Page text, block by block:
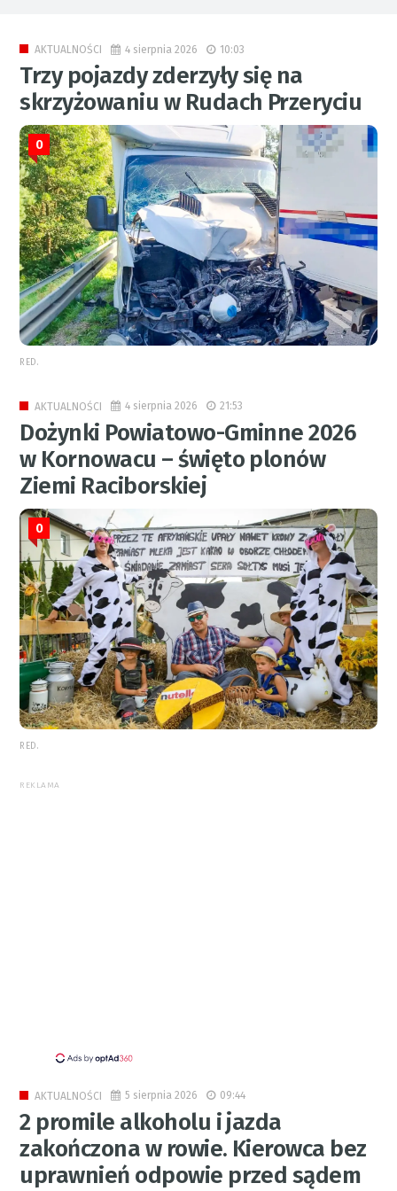
AKTUALNOŚCI 4 sierpnia 2026 10:03
Trzy pojazdy zderzyły się na
skrzyżowaniu w Rudach Przeryciu
0
RED.
AKTUALNOŚCI 4 sierpnia 2026 21:53
Dożynki Powiatowo-Gminne 2026
w Kornowacu – święto plonów
Ziemi Raciborskiej
0
RED.
REKLAMA
AKTUALNOŚCI 5 sierpnia 2026 09:44
2 promile alkoholu i jazda
zakończona w rowie. Kierowca bez
uprawnień odpowie przed sądem